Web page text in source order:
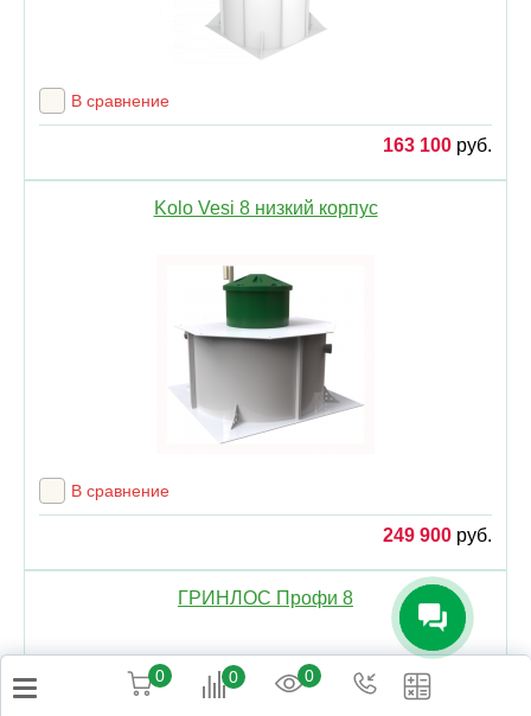
В сравнение
163 100 руб.
Kolo Vesi 8 низкий корпус
В сравнение
249 900 руб.
ГРИНЛОС Профи 8
0 0 0